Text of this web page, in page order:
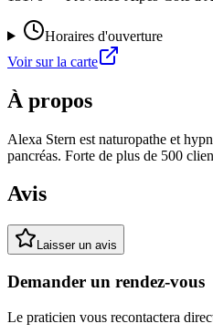
Horaires d'ouverture
Voir sur la carte
À propos
Alexa Stern est naturopathe et
pancréas. Forte de plus de 500
Avis
Laisser un avis
Demander un rendez-vous
Le praticien vous recontactera